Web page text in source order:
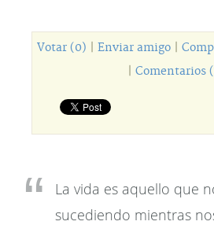
Votar (0) Enviar amigo|
Comentarios
La vida es aquello que
sucediendo mientras